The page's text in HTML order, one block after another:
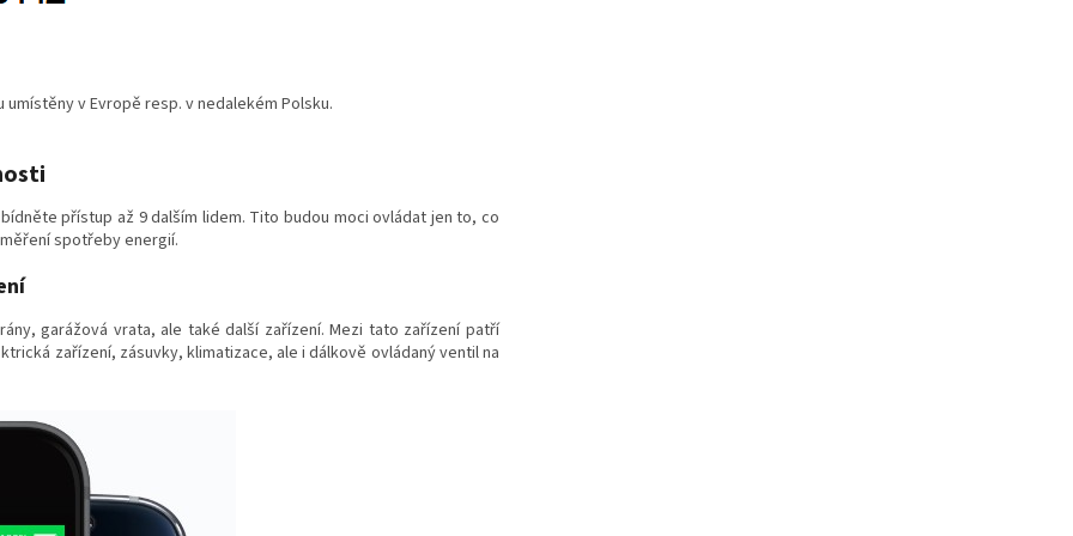
umístěny v Evropě resp. v nedalekém Polsku.
přístup až 9 dalším lidem. Tito budou moci ovládat jen to, co
spotřeby energií.
garážová vrata, ale také další zařízení. Mezi tato zařízení patří
zařízení, zásuvky, klimatizace, ale i dálkově ovládaný ventil na